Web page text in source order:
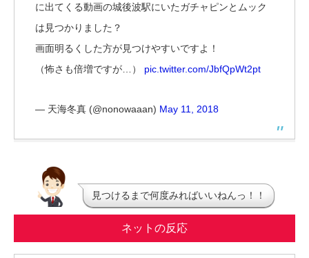
に出てくる動画の城後波駅にいたガチャピンとムック
は見つかりました？
画面明るくした方が見つけやすいですよ！
（怖さも倍増ですが…） pic.twitter.com/JbfQpWt2pt
— 天海冬真 (@nonowaaan) May 11, 2018
見つけるまで何度みればいいねんっ！！
ネットの反応